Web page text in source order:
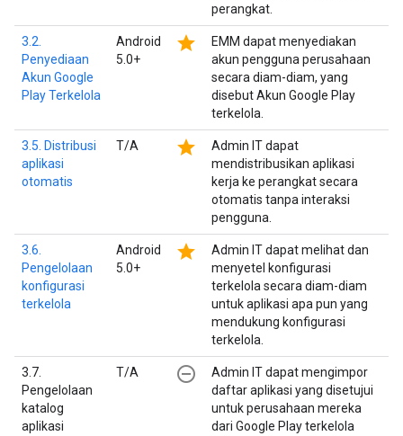
perangkat.
3.2.
Penyediaan
Akun Google
Play Terkelola
Android
5.0+
star
EMM dapat menyediakan
akun pengguna perusahaan
secara diam-diam, yang
disebut Akun Google Play
terkelola.
3.5. Distribusi
aplikasi
otomatis
T/A star
Admin IT dapat
mendistribusikan aplikasi
kerja ke perangkat secara
otomatis tanpa interaksi
pengguna.
3.6.
Pengelolaan
konfigurasi
terkelola
Android
5.0+
star
Admin IT dapat melihat dan
menyetel konfigurasi
terkelola secara diam-diam
untuk aplikasi apa pun yang
mendukung konfigurasi
terkelola.
3.7.
Pengelolaan
katalog
aplikasi
T/A remove_circle_outline
Admin IT dapat mengimpor
daftar aplikasi yang disetujui
untuk perusahaan mereka
dari Google Play terkelola